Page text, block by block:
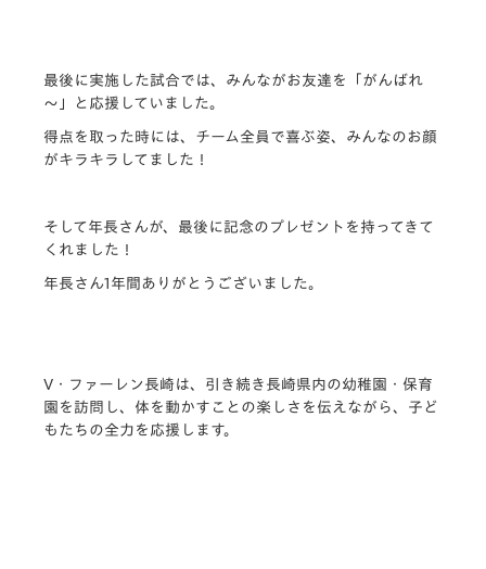
最後に実施した試合では、みんながお友達を「がんばれ
～」と応援していました。
得点を取った時には、チーム全員で喜ぶ姿、みんなのお顔
がキラキラしてました！
そして年長さんが、最後に記念のプレゼントを持ってきて
くれました！
年長さん1年間ありがとうございました。
V・ファーレン長崎は、引き続き長崎県内の幼稚園・保育
園を訪問し、体を動かすことの楽しさを伝えながら、子ど
もたちの全力を応援します。